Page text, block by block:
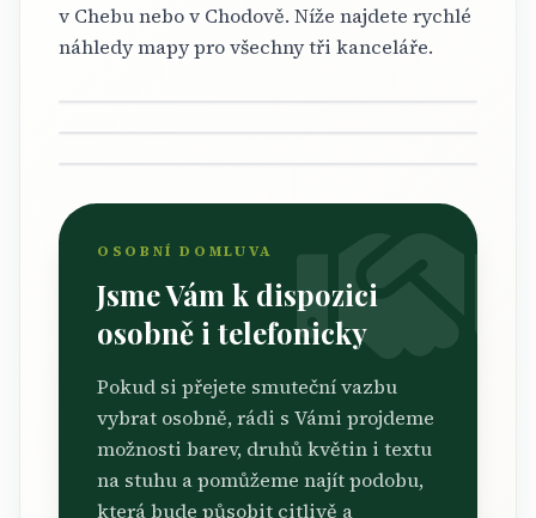
v Chebu nebo v Chodově. Níže najdete rychlé
náhledy mapy pro všechny tři kanceláře.
Sokolov
Osobní sjednání i poradenství
Chodov
Rádi Vás přivítáme i zde
OSOBNÍ DOMLUVA
Jsme Vám k dispozici
osobně i telefonicky
Pokud si přejete smuteční vazbu
vybrat osobně, rádi s Vámi projdeme
možnosti barev, druhů květin i textu
na stuhu a pomůžeme najít podobu,
která bude působit citlivě a